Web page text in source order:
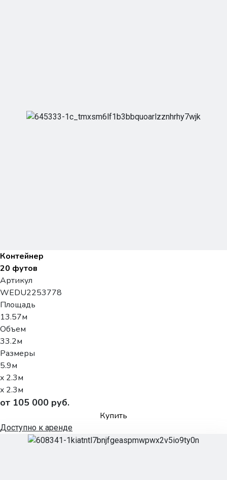
Контейнер
20 футов
Артикул
WEDU2253778
Площадь
13.57м
Объем
33.2м
Размеры
5.9м
x 2.3м
x 2.3м
от 105 000 руб.
Купить
Доступно к аренде